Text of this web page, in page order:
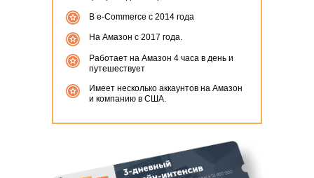
В e-Commerce с 2014 года
На Амазон с 2017 года.
Работает на Амазон 4 часа в день и
путешествует
Имеет несколько аккаунтов на Амазон
и компанию в США.